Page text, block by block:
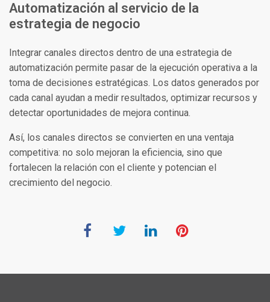
Automatización al servicio de la
estrategia de negocio
Integrar canales directos dentro de una estrategia de
automatización permite pasar de la ejecución operativa a la
toma de decisiones estratégicas. Los datos generados por
cada canal ayudan a medir resultados, optimizar recursos y
detectar oportunidades de mejora continua.
Así, los canales directos se convierten en una ventaja
competitiva: no solo mejoran la eficiencia, sino que
fortalecen la relación con el cliente y potencian el
crecimiento del negocio.